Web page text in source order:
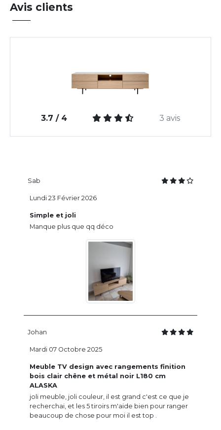
Avis clients
3.7 / 4 3 avis
Sab
Simple et joli
Manque plus que qq déco
Lundi 23 Février 2026
Johan
Meuble TV design avec rangements finition
bois clair chêne et métal noir L180 cm
ALASKA
joli meuble, joli couleur, il est grand c'est ce que je
recherchai, et les 5 tiroirs m'aide bien pour ranger
beaucoup de chose pour moi il est top .
Mardi 07 Octobre 2025